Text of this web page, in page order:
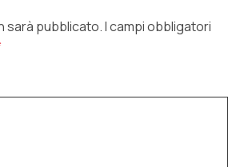
sarà pubblicato.I campi obbligatori